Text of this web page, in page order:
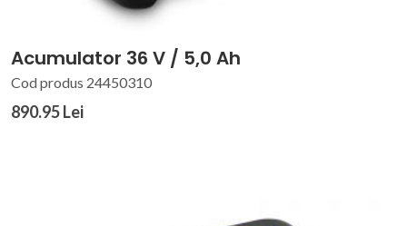
Acumulator 36 V / 5,0 Ah
Cod produs 24450310
890.95 Lei